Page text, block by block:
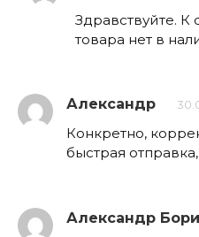
Здравствуйте.
товара нет в
Александр
Конкретно,
быстрая
Александр